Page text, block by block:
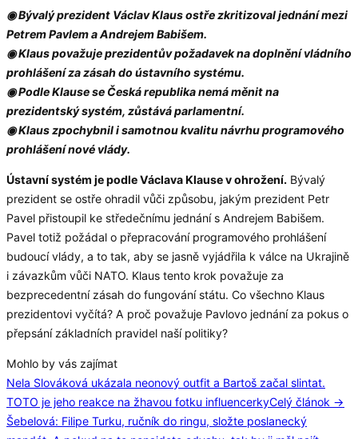
◉ Bývalý prezident Václav Klaus ostře zkritizoval jednání mezi
Petrem Pavlem a Andrejem Babišem.
◉ Klaus považuje prezidentův požadavek na doplnění vládního
prohlášení za zásah do ústavního systému.
◉ Podle Klause se Česká republika nemá měnit na
prezidentský systém, zůstává parlamentní.
◉ Klaus zpochybnil i samotnou kvalitu návrhu programového
prohlášení nové vlády.
Ústavní systém je podle Václava Klause v ohrožení. Bývalý
prezident se ostře ohradil vůči způsobu, jakým prezident Petr
Pavel přistoupil ke středečnímu jednání s Andrejem Babišem.
Pavel totiž požádal o přepracování programového prohlášení
budoucí vlády, a to tak, aby se jasně vyjádřila k válce na Ukrajině
i závazkům vůči NATO. Klaus tento krok považuje za
bezprecedentní zásah do fungování státu. Co všechno Klaus
prezidentovi vyčítá? A proč považuje Pavlovo jednání za pokus o
přepsání základních pravidel naší politiky?
Mohlo by vás zajímat
Nela Slováková ukázala neonový outfit a Bartoš začal slintat.
TOTO je jeho reakce na žhavou fotku influencerkyCelý článok →
Šebelová: Filipe Turku, ručník do ringu, složte poslanecký